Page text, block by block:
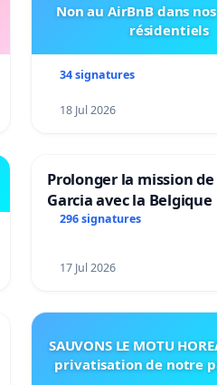
Non au AirBnB dans
résidentiels
34 signatures
18 Jul 2026
Prolonger la mission de
Garcia avec la Belgique
296 signatures
17 Jul 2026
SAUVONS LE MOTU
privatisation de notre